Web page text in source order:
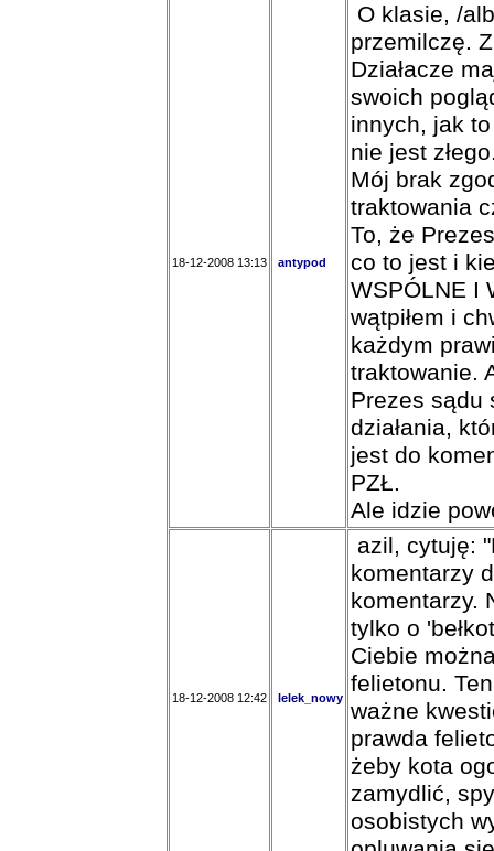
18-12-2008 13:13 antypod
O klasie, /
przemilczę.
Działacze
swoich
innych, jak
nie jest
Mój brak
traktowania
To, że
co to jest i
WSPÓLNE I
wątpiłem i
każdym
traktowanie.
Prezes sądu
działania,
jest do
PZŁ.
Ale idzie
18-12-2008 12:42 lelek_nowy
azil, cytuję:
komentarzy
komentarzy.
tylko o
Ciebie
felietonu.
ważne
prawda
żeby kota
zamydlić,
osobistych